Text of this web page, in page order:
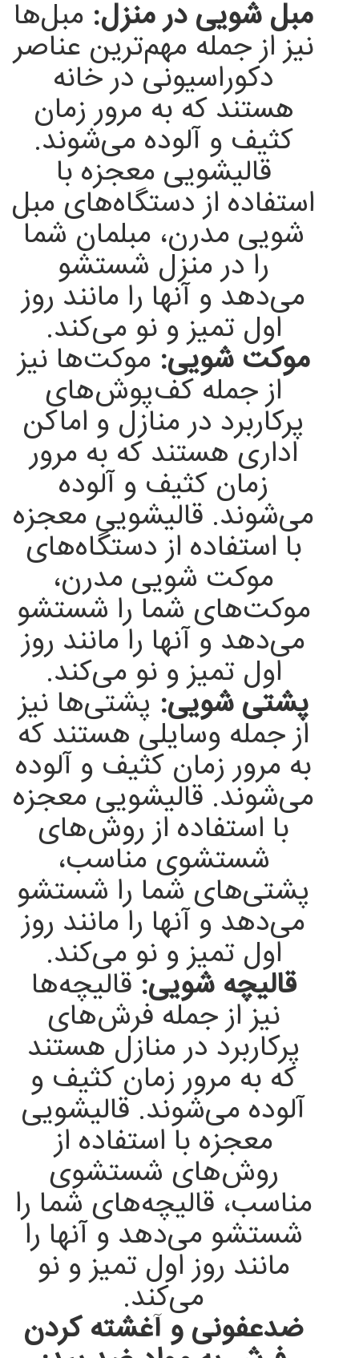
مبل شویی در منزل: مبل‌ها
نیز از جمله مهم‌ترین عناصر
دکوراسیونی در خانه
هستند که به مرور زمان
کثیف و آلوده می‌شوند.
قالیشویی معجزه با
استفاده از دستگاه‌های مبل
شویی مدرن، مبلمان شما
را در منزل شستشو
می‌دهد و آنها را مانند روز
اول تمیز و نو می‌کند.
موکت شویی: موکت‌ها نیز
از جمله کف‌پوش‌های
پرکاربرد در منازل و اماکن
اداری هستند که به مرور
زمان کثیف و آلوده
می‌شوند. قالیشویی معجزه
با استفاده از دستگاه‌های
موکت شویی مدرن،
موکت‌های شما را شستشو
می‌دهد و آنها را مانند روز
اول تمیز و نو می‌کند.
پشتی شویی: پشتی‌ها نیز
از جمله وسایلی هستند که
به مرور زمان کثیف و آلوده
می‌شوند. قالیشویی معجزه
با استفاده از روش‌های
شستشوی مناسب،
پشتی‌های شما را شستشو
می‌دهد و آنها را مانند روز
اول تمیز و نو می‌کند.
قالیچه شویی:قالیچه‌ها
نیز از جمله فرش‌های
پرکاربرد در منازل هستند
که به مرور زمان کثیف و
آلوده می‌شوند. قالیشویی
معجزه با استفاده از
روش‌های شستشوی
مناسب، قالیچه‌های شما را
شستشو می‌دهد و آنها را
مانند روز اول تمیز و نو
می‌کند.
ضدعفونی و آغشته کردن